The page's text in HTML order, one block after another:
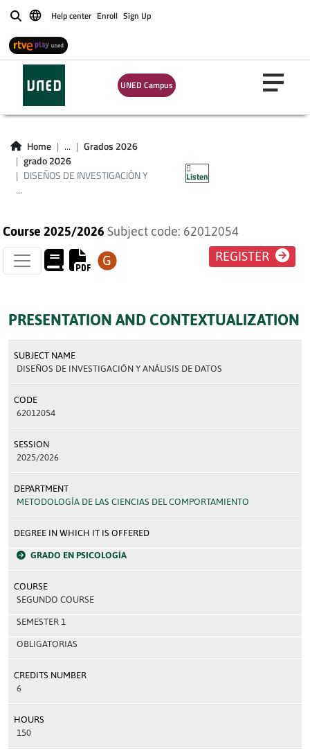
BuscarHelp center Enroll Sign Up
UNED Campus
Home ...
Grados 2026
grado 2026
DISEÑOS DE INVESTIGACIÓN Y
...
Listen
DISEÑOS DE
INVESTIGACIÓN Y
ANÁLISIS DE DATOS
Course 2025/2026 Subject code: 62012054
REGISTER
PRESENTATION AND CONTEXTUALIZATION
SUBJECT NAME
DISEÑOS DE INVESTIGACIÓN Y ANÁLISIS DE DATOS
CODE
62012054
SESSION
2025/2026
DEPARTMENT
METODOLOGÍA DE LAS CIENCIAS DEL COMPORTAMIENTO
DEGREE IN WHICH IT IS OFFERED
GRADO EN PSICOLOGÍA
COURSE
SEGUNDO COURSE
SEMESTER 1
OBLIGATORIAS
CREDITS NUMBER
6
HOURS
150